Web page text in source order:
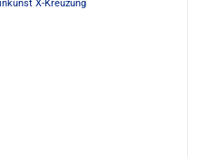
X-Kreuzung